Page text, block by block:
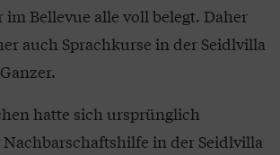
im Bellevue alle voll belegt. Daher
auch Sprachkurse in der Seidlvilla
hatte sich ursprünglich
in der Seidlvilla